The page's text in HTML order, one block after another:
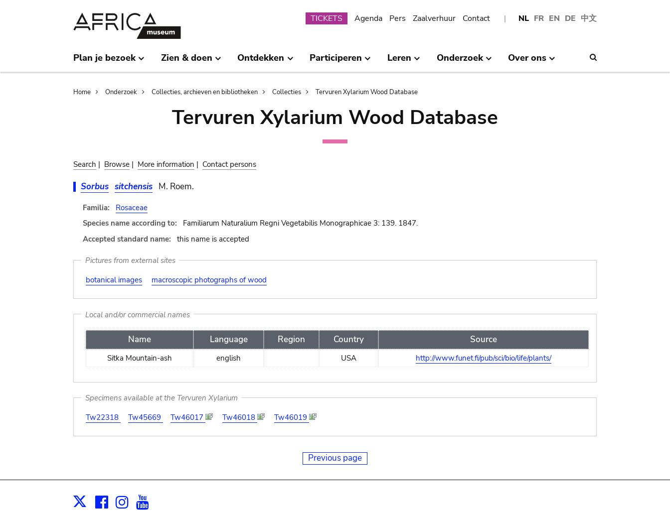
NL FR EN DE 中文
Submenu
TICKETS Agenda Pers Zaalverhuur Contact
Plan je bezoek Zien & doen Ontdekken Participeren Leren Onderzoek Over ons
Breadcrumb
Home Onderzoek Collecties, archieven en bibliotheken Collecties Tervuren Xylarium Wood Database
Tervuren Xylarium Wood Database
Search | Browse | More information | Contact persons
Sorbus sitchensis M. Roem.
Familia:
Rosaceae
Species name according to:
Familiarum Naturalium Regni Vegetabilis Monographicae 3: 139. 1847.
Accepted standard name:
this name is accepted
Pictures from external sites
botanical images
macroscopic photographs of wood
Local and/or commercial names
Name Language Region Country Source
Sitka Mountain-ash english USA http://www.funet.fi/pub/sci/bio/life/plants/
Specimens available at the Tervuren Xylarium
Tw22318
Tw45669 Tw46017 Tw46018 Tw46019
Previous page
X Facebook
Instagram